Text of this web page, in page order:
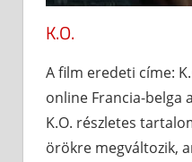
K.O.
A film eredeti címe:
online Francia-belga
K.O. részletes
örökre megváltozik,